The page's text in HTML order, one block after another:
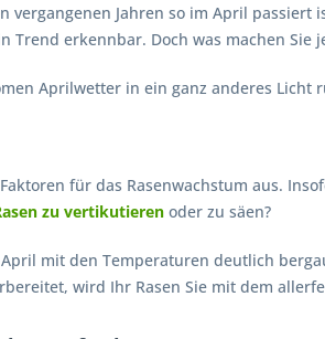
Jahren so im April passiert
erkennbar. Doch was machen Sie
Aprilwetter in ein ganz anderes Licht
für das Rasenwachstum aus.
zu vertikutieren oder zu säen?
mit den Temperaturen deutlich
wird Ihr Rasen Sie mit dem